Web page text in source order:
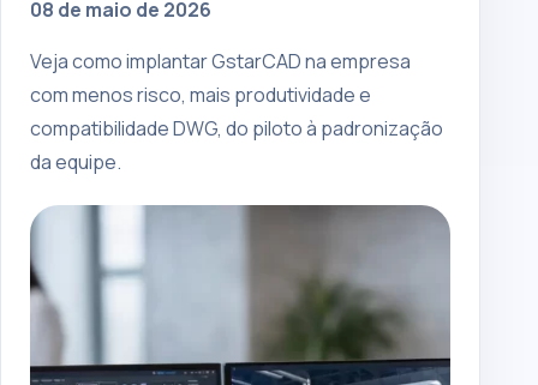
08 de maio de 2026
Veja como implantar GstarCAD na empresa
com menos risco, mais produtividade e
compatibilidade DWG, do piloto à padronização
da equipe.